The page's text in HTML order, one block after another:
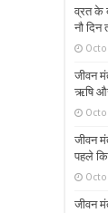
व्रत के
नौ दिन
जीवन
ऋषि और
जीवन
पहले
जीवन